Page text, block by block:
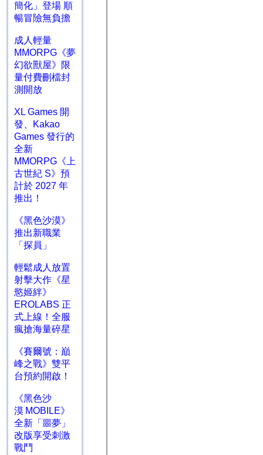
簡化」登場 順
暢冒險無負擔
成人輕量
MMORPG《夢
幻欲獸屋》限
量付費刪檔封
測開放
XL Games 開
發、Kakao
Games 發行的
全新
MMORPG《上
古世紀 S》預
計於 2027 年
推出！
《黑色沙漠》
推出新職業
「探員」
輕鬆成人放置
射擊大作《星
慾姬絆》
EROLABS 正
式上線！全服
瘋搶海量碎星
《賽爾號：巔
峰之戰》雙平
台預約開啟！
《黑色沙
漠 MOBILE》
全新「噩夢」
改版享受刺激
戰鬥